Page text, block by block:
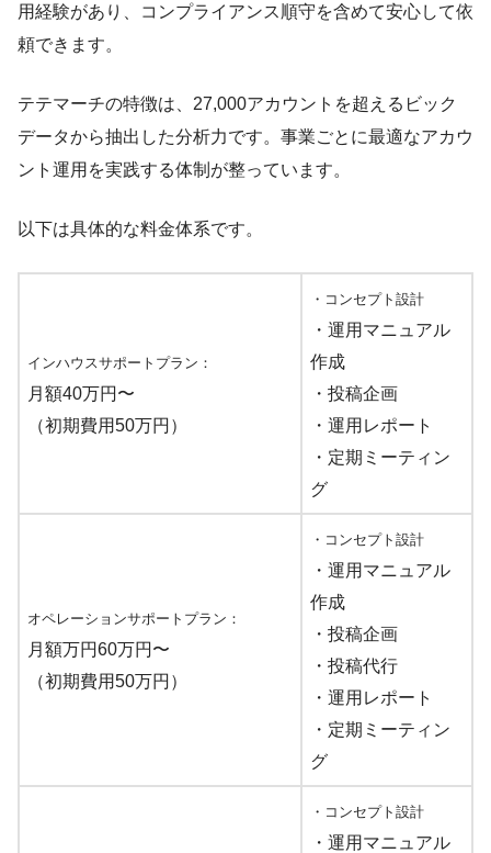
用経験があり、コンプライアンス順守を含めて安心して依
頼できます。
テテマーチの特徴は、27,000アカウントを超えるビック
データから抽出した分析力です。事業ごとに最適なアカウ
ント運用を実践する体制が整っています。
以下は具体的な料金体系です。
インハウスサポートプラン：
月額40万円〜
（初期費用50万円）
・コンセプト設計
・運用マニュアル
作成
・投稿企画
・運用レポート
・定期ミーティン
グ
オペレーションサポートプラン：
月額万円60万円〜
（初期費用50万円）
・コンセプト設計
・運用マニュアル
作成
・投稿企画
・投稿代行
・運用レポート
・定期ミーティン
グ
・コンセプト設計
・運用マニュアル